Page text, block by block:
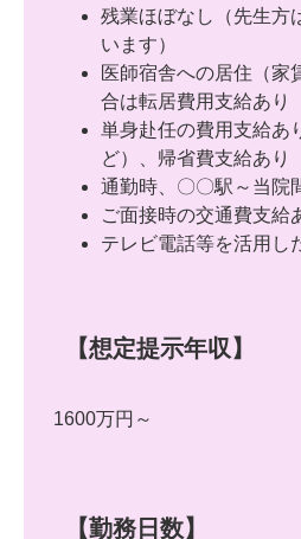
残業ほぼなし（先生方
います）
医師宿舎への居住（家
合は転居費用支給あり
単身赴任の費用支給あ
ど）、帰省費支給あり
通勤時、〇〇駅～当院
ご面接時の交通費支給
テレビ電話等を活用し
【想定提示年収】
1600万円～
【勤務日数】